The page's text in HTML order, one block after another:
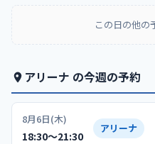
この日の他の
アリーナ の今週の予約
8月6日(木)
18:30〜21:30
アリーナ